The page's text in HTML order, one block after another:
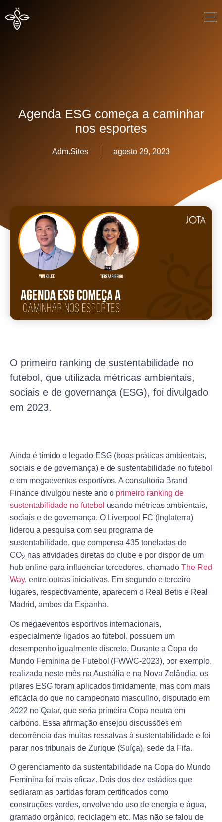
Agenda ESG começa a caminhar
nos esportes
Adm.Sites agosto 29, 2023
O primeiro ranking de sustentabilidade no
futebol, que utilizada métricas ambientais,
sociais e de governança (ESG), foi divulgado
em 2023.
Ainda é tímido o legado ESG (boas práticas ambientais,
sociais e de governança) e de sustentabilidade no futebol
e em megaeventos esportivos. A consultoria Brand
Finance divulgou neste ano o primeiro ranking de
sustentabilidade no futebol usando métricas ambientais,
sociais e de governança. O Liverpool FC (Inglaterra)
liderou a pesquisa com seu programa de
sustentabilidade, que compensa 435 toneladas de
CO2 nas atividades diretas do clube e por dispor de um
hub online para influenciar torcedores, chamado The Red
Way, entre outras iniciativas. Em segundo e terceiro
lugares, respectivamente, aparecem o Real Betis e Real
Madrid, ambos da Espanha.
Os megaeventos esportivos internacionais,
especialmente ligados ao futebol, possuem um
desempenho igualmente discreto. Durante a Copa do
Mundo Feminina de Futebol (FWWC-2023), por exemplo,
realizada neste mês na Austrália e na Nova Zelândia, os
pilares ESG foram aplicados timidamente, mas com mais
eficácia do que no campeonato masculino, disputado em
2022 no Qatar, que seria primeira Copa neutra em
carbono. Essa afirmação ensejou discussões em
decorrência das muitas ressalvas à sustentabilidade e foi
parar nos tribunais de Zurique (Suíça), sede da Fifa.
O gerenciamento da sustentabilidade na Copa do Mundo
Feminina foi mais eficaz. Dois dos dez estádios que
sediaram as partidas foram certificados como
construções verdes, envolvendo uso de energia e água,
gramado orgânico, reciclagem etc. Mas não se falou de